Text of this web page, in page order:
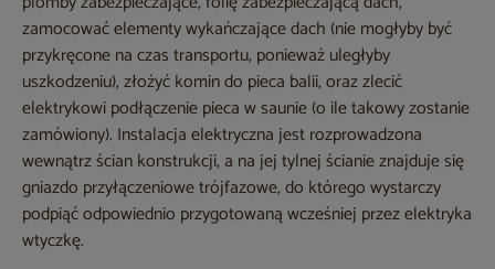
zamocować elementy wykańczające dach (nie mogłyby być
przykręcone na czas transportu, ponieważ uległyby
uszkodzeniu), złożyć komin do pieca balii, oraz zlecić
elektrykowi podłączenie pieca w saunie (o ile takowy zostanie
zamówiony). Instalacja elektryczna jest rozprowadzona
wewnątrz ścian konstrukcji, a na jej tylnej ścianie znajduje się
gniazdo przyłączeniowe trójfazowe, do którego wystarczy
podpiąć odpowiednio przygotowaną wcześniej przez elektryka
wtyczkę.